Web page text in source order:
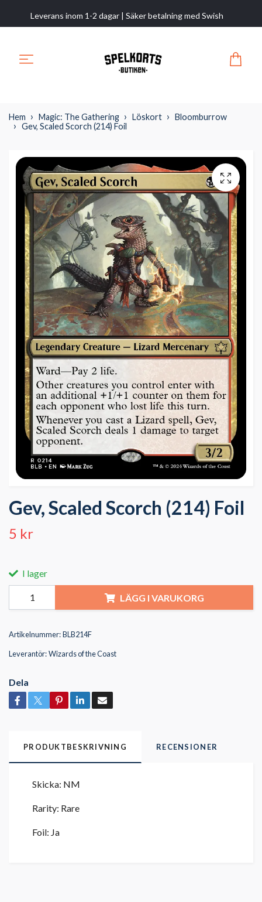
Leverans inom 1-2 dagar | Säker betalning med Swish
Hem Magic: The Gathering Löskort
Bloomburrow
Gev, Scaled Scorch (214) Foil
Gev, Scaled Scorch (214) Foil
5 kr
I lager
LÄGG I VARUKORG
Artikelnummer:BLB214F
Leverantör:Wizards of the Coast
Dela
PRODUKTBESKRIVNING RECENSIONER
Skicka: NM
Rarity: Rare
Foil: Ja